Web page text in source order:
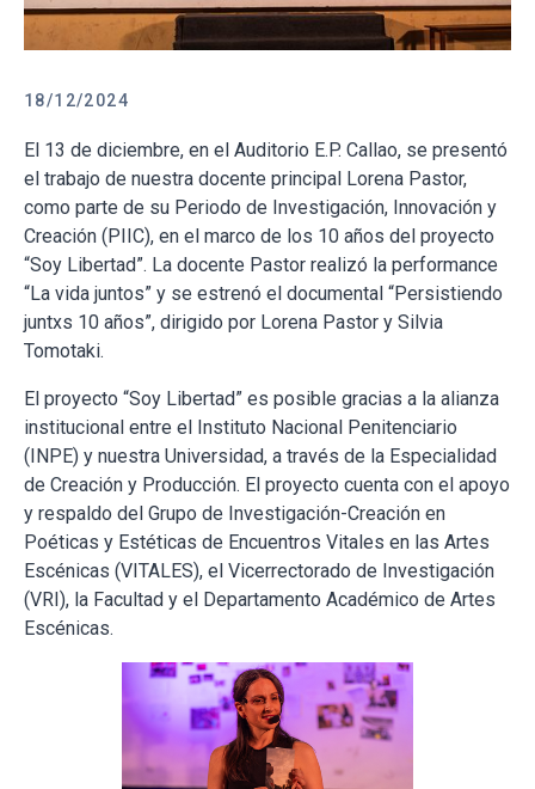
18/12/2024
El 13 de diciembre, en el Auditorio E.P. Callao, se presentó
el trabajo de nuestra docente principal Lorena Pastor,
como parte de su Periodo de Investigación, Innovación y
Creación (PIIC), en el marco de los 10 años del proyecto
“Soy Libertad”. La docente Pastor realizó la performance
“La vida juntos” y se estrenó el documental “Persistiendo
juntxs 10 años”, dirigido por Lorena Pastor y Silvia
Tomotaki.
El proyecto “Soy Libertad” es posible gracias a la alianza
institucional entre el Instituto Nacional Penitenciario
(INPE) y nuestra Universidad, a través de la Especialidad
de Creación y Producción. El proyecto cuenta con el apoyo
y respaldo del Grupo de Investigación-Creación en
Poéticas y Estéticas de Encuentros Vitales en las Artes
Escénicas (VITALES), el Vicerrectorado de Investigación
(VRI), la Facultad y el Departamento Académico de Artes
Escénicas.